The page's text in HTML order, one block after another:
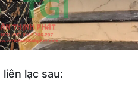
lạc sau: